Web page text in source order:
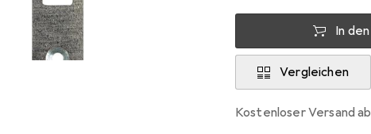
In
Vergleichen
Kostenloser Versand